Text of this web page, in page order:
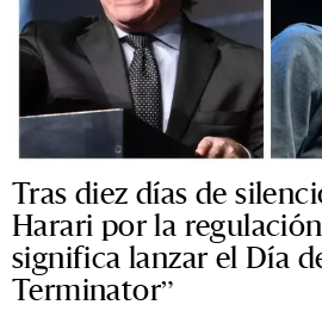
Tras diez días de
Harari por la
significa lanzar el Día
Terminator”